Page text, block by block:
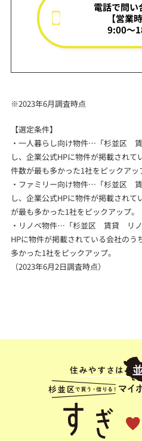
電話で問い
【営業
9:00～
※2023年6月調査時点
【選定条件】
・一人暮らし向け物件…「杉並区
し、企業公式HPに物件が掲載されて
件数が最も多かった1社をピックアッ
・ファミリー向け物件…「杉並区
し、企業公式HPに物件が掲載され
が最も多かった1社をピックアップ。
・リノベ物件…「杉並区 賃貸 リノ
HPに物件が掲載されている会社の
多かった1社をピックアップ。
（2023年6月2日調査時点）